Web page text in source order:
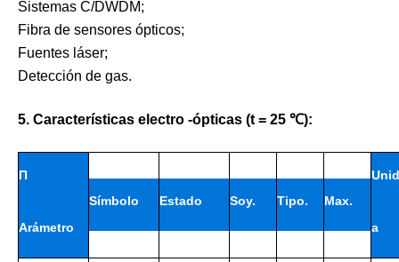
Sistemas C/DWDM;
Fibra de sensores ópticos;
Fuentes láser;
Detección de gas.
5. Características electro -ópticas (t = 25 ℃):
П
Arámetro
Símbolo Estado Soy. Tipo. Max.
а